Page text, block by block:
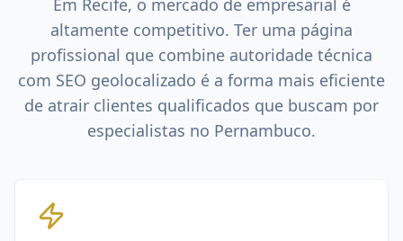
Em Recife, o mercado de empresarial é
altamente competitivo. Ter uma página
profissional que combine autoridade técnica
com SEO geolocalizado é a forma mais eficiente
de atrair clientes qualificados que buscam por
especialistas no Pernambuco.